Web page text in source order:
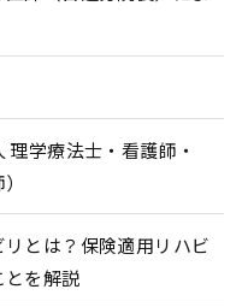
学療法士・看護師・
とは？保険適用リハビ
とを解説